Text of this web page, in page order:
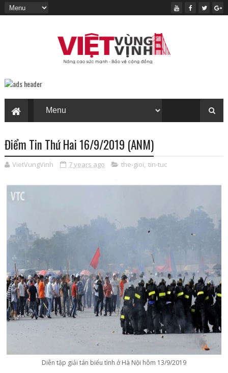
Điểm Tin Thứ Hai 16/9/2019 (ANM)
VietVungVinh 7 years ago the-gioi, tin-tuc
Diễn tập giải tán biểu tình ở Hà Nội hôm 13/9/2019